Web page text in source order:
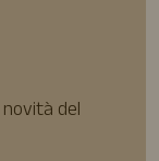
del